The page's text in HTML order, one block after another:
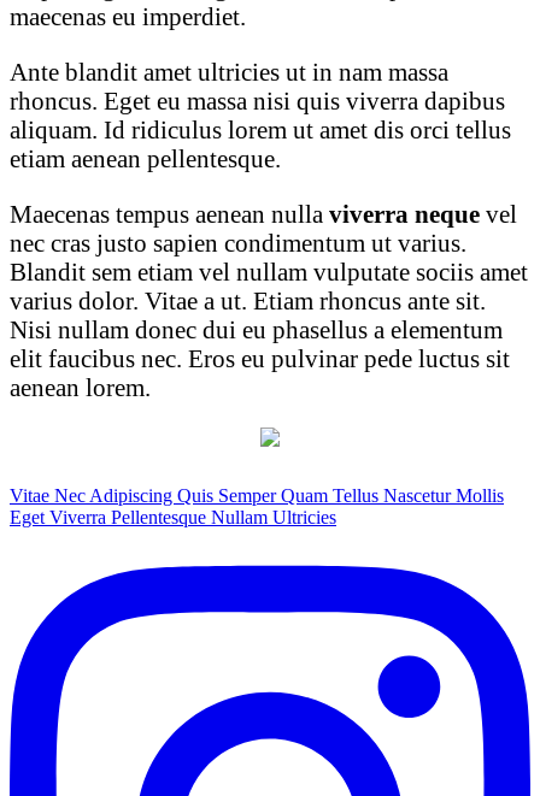
maecenas eu imperdiet.
Ante blandit amet ultricies ut in nam massa
rhoncus. Eget eu massa nisi quis viverra dapibus
aliquam. Id ridiculus lorem ut amet dis orci tellus
etiam aenean pellentesque.
Maecenas tempus aenean nulla viverra neque vel
nec cras justo sapien condimentum ut varius.
Blandit sem etiam vel nullam vulputate sociis amet
varius dolor. Vitae a ut. Etiam rhoncus ante sit.
Nisi nullam donec dui eu phasellus a elementum
elit faucibus nec. Eros eu pulvinar pede luctus sit
aenean lorem.
Navegación
de
Vitae Nec Adipiscing Quis Semper Quam Tellus Nascetur Mollis
Eget Viverra Pellentesque Nullam Ultricies